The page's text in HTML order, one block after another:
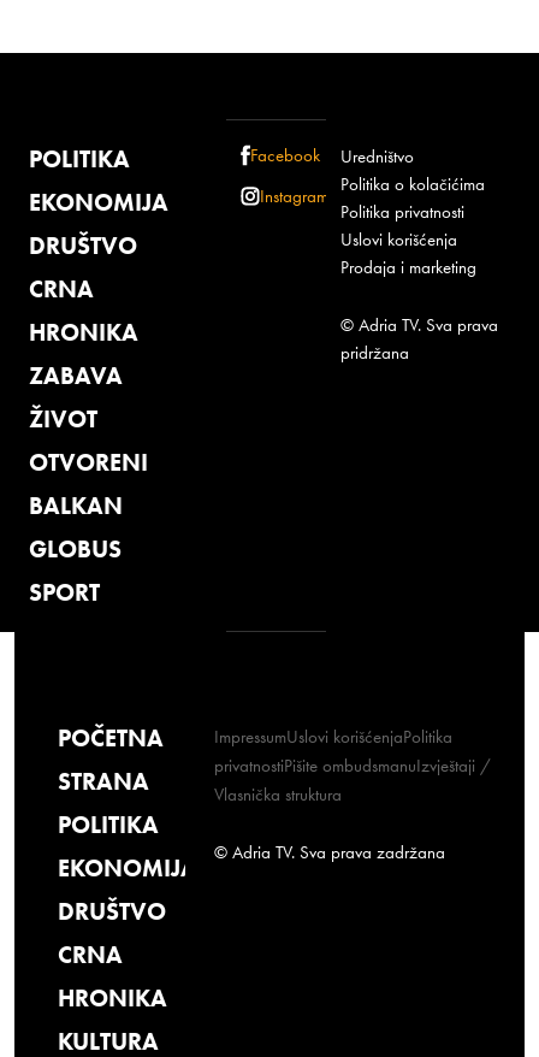
POLITIKA
EKONOMIJA
DRUŠTVO
CRNA
HRONIKA
ZABAVA
ŽIVOT
OTVORENI
BALKAN
GLOBUS
SPORT
Facebook
Instagram
Uredništvo
Politika o kolačićima
Politika privatnosti
Uslovi korišćenja
Prodaja i marketing
© Adria TV. Sva prava
pridržana
POČETNA
STRANA
POLITIKA
EKONOMIJA
DRUŠTVO
CRNA
HRONIKA
KULTURA
ImpressumUslovi korišćenjaPolitika
privatnostiPišite ombudsmanuIzvještaji /
Vlasnička struktura
© Adria TV. Sva prava zadržana